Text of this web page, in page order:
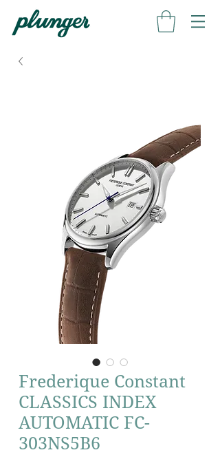
Frederique Constant
CLASSICS INDEX
AUTOMATIC FC-
303NS5B6